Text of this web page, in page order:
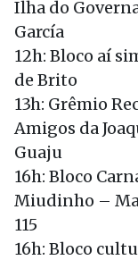
Ilha do
García
12h: Bloco aí
de Brito
13h: Grêmio
Amigos da
Guaju
16h: Bloco
Miudinho –
115
16h: Bloco